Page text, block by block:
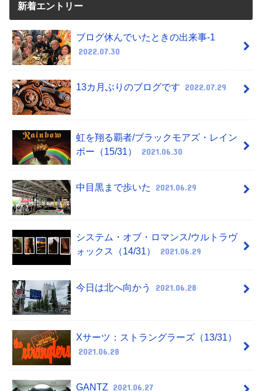
新着エントリー
ブログ休んでいたときの出来事-1
2022.07.30
13カ月ぶりのブログです 2022.07.29
虹を翔る覇者/ブラックモアズ・レイン
ボー（15/31）
2021.06.30
中目黒まで歩いた 2021.06.29
システム・オブ・ロマンス/ウルトラヴ
ォックス（14/31）
2021.06.29
今日は北へ向かう 2021.06.28
Xサーツ：ストラングラーズ（13/31）
2021.06.28
GANTZ 2021.06.27